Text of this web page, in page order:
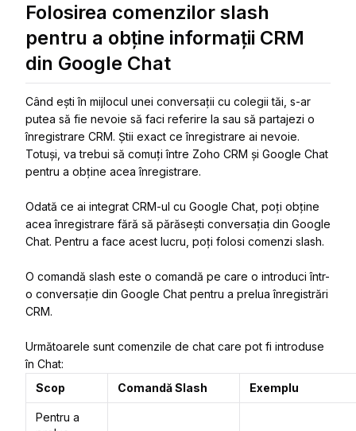
Folosirea comenzilor slash
pentru a obține informații CRM
din Google Chat
Când ești în mijlocul unei conversații cu colegii tăi, s-ar
putea să fie nevoie să faci referire la sau să partajezi o
înregistrare CRM. Știi exact ce înregistrare ai nevoie.
Totuși, va trebui să comuți între Zoho CRM și Google Chat
pentru a obține acea înregistrare.
Odată ce ai integrat CRM-ul cu Google Chat, poți obține
acea înregistrare fără să părăsești conversația din Google
Chat. Pentru a face acest lucru, poți folosi comenzi slash.
O comandă slash este o comandă pe care o introduci într-
o conversație din Google Chat pentru a prelua înregistrări
CRM.
Următoarele sunt comenzile de chat care pot fi introduse
în Chat:
Scop
Comandă Slash Exemplu
Pentru a